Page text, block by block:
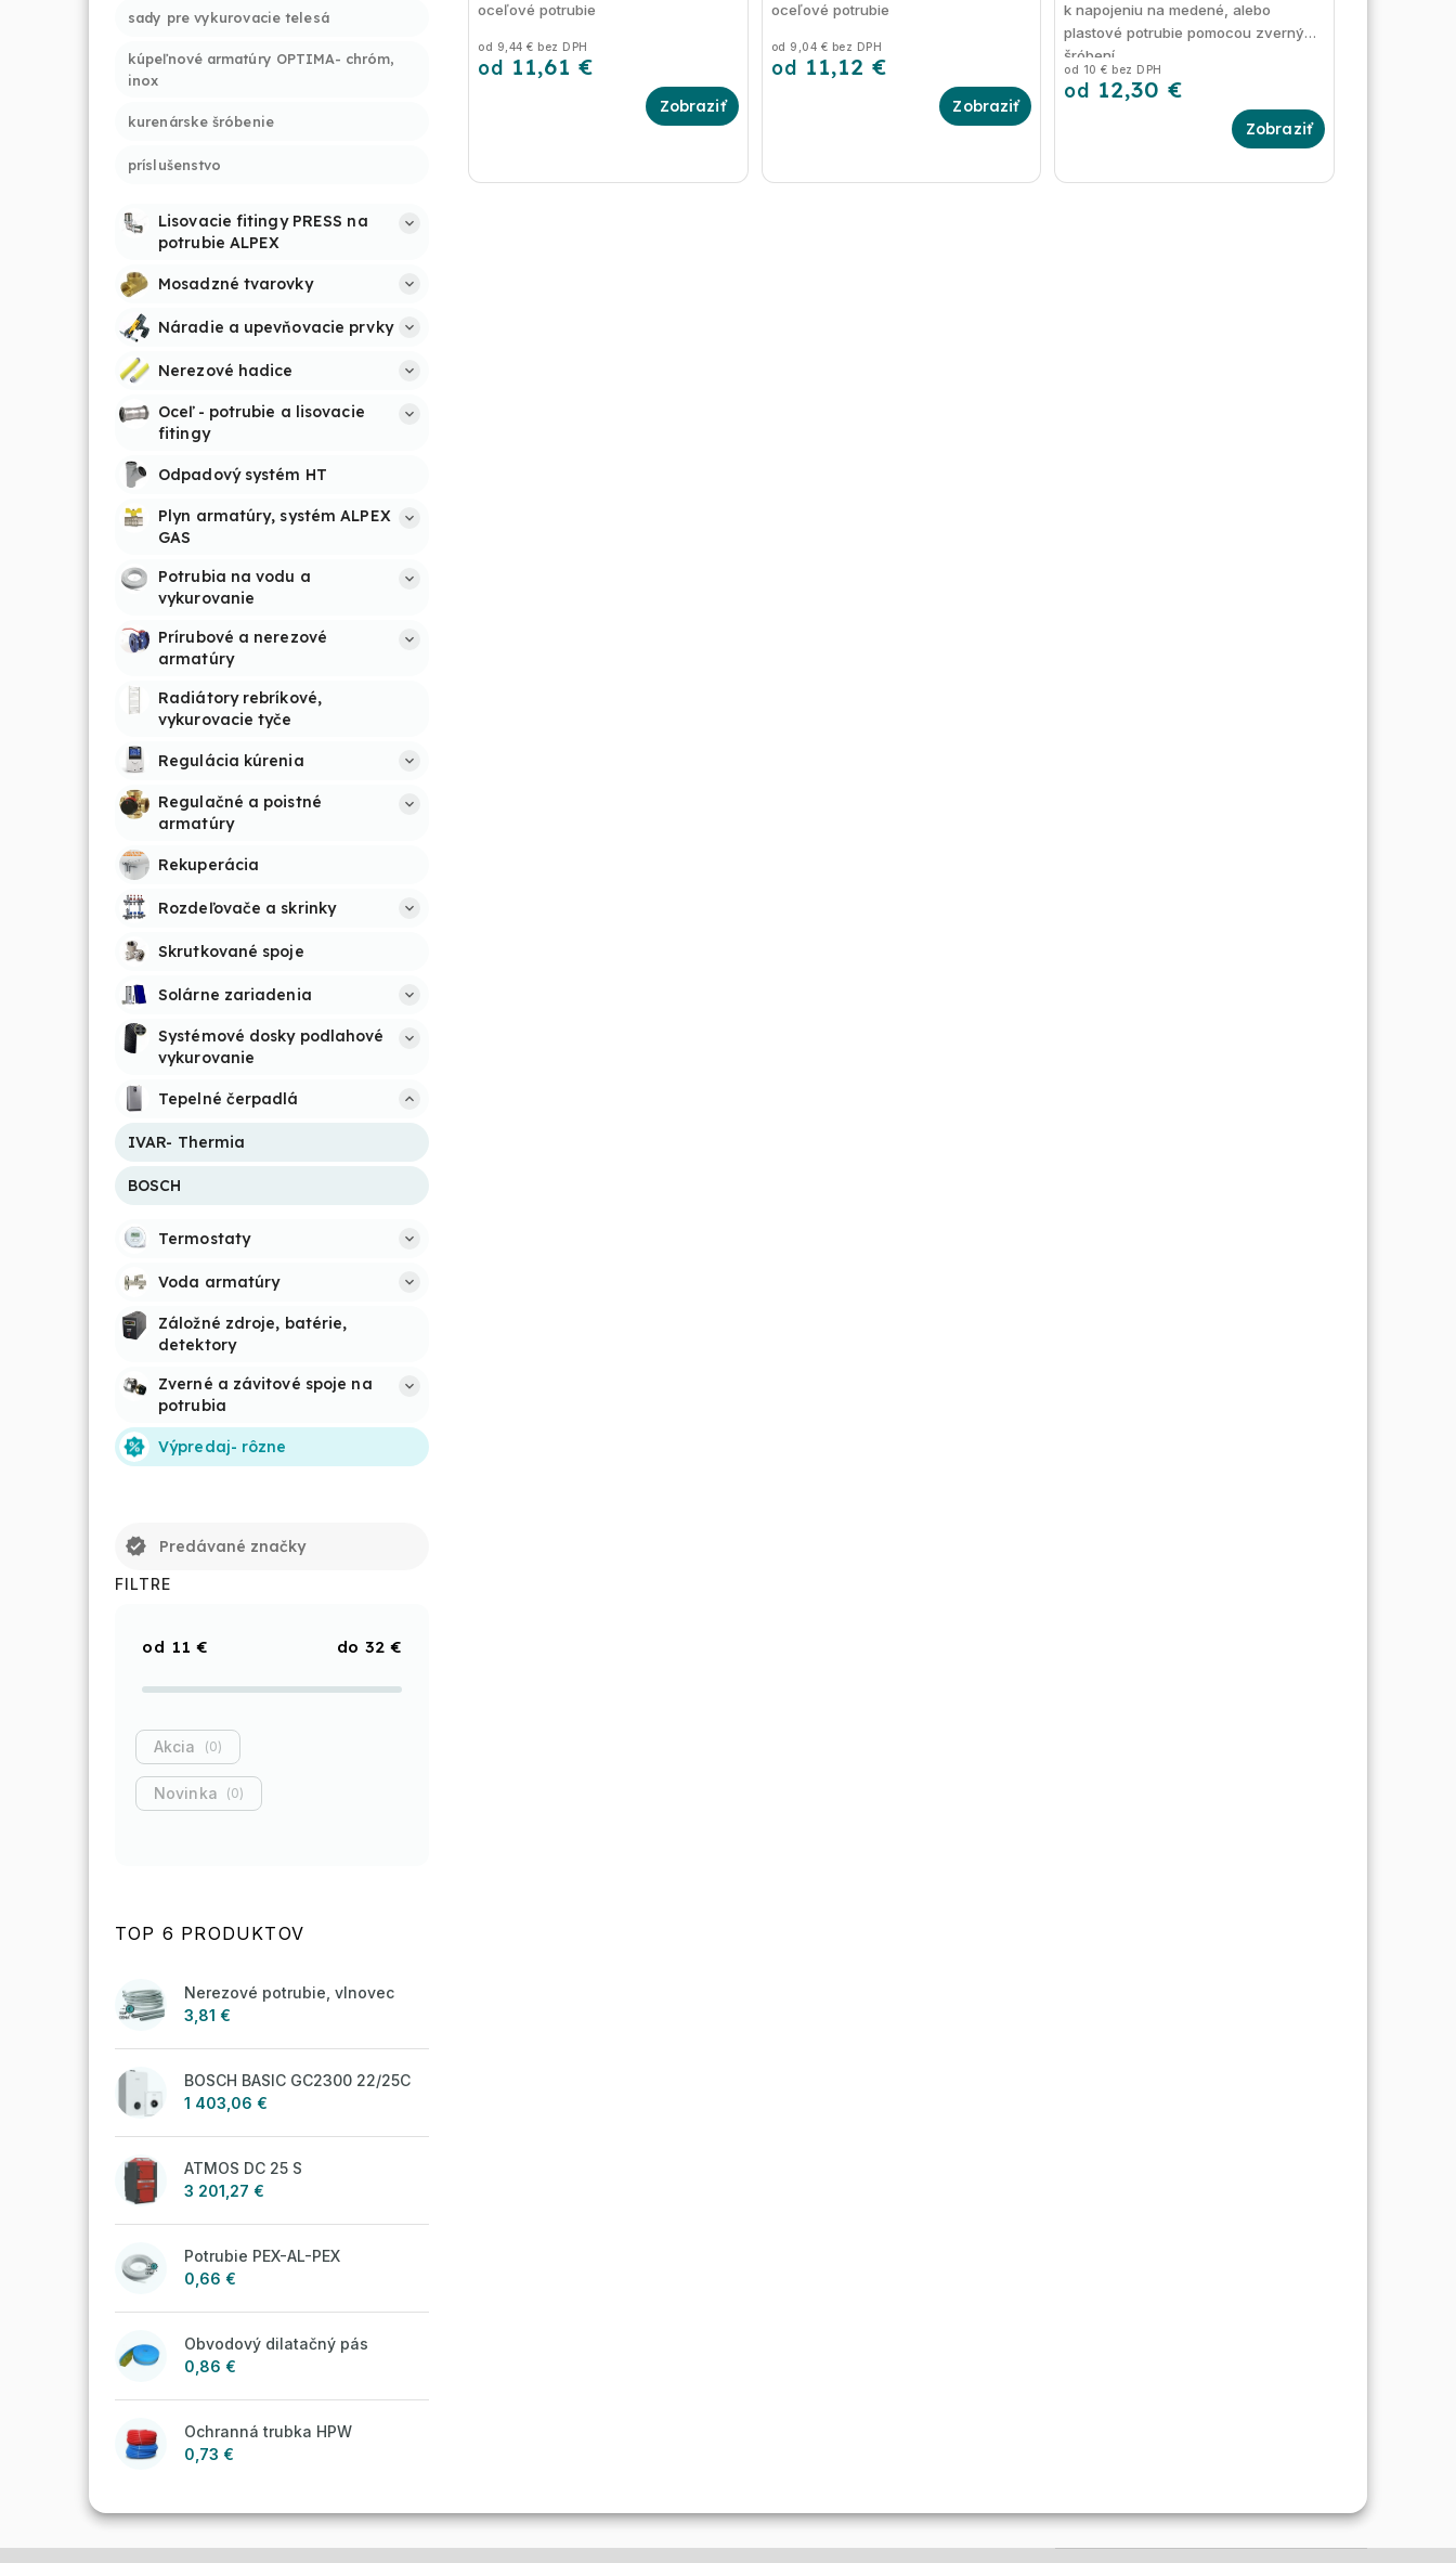
sady pre vykurovacie telesá
kúpeľnové armatúry OPTIMA- chróm,
inox
kurenárske šróbenie
príslušenstvo
Lisovacie fitingy PRESS na
potrubie ALPEX
Mosadzné tvarovky
Náradie a upevňovacie prvky
Nerezové hadice
Oceľ - potrubie a lisovacie
fitingy
Odpadový systém HT
Plyn armatúry, systém ALPEX
GAS
Potrubia na vodu a
vykurovanie
Prírubové a nerezové
armatúry
Radiátory rebríkové,
vykurovacie tyče
Regulácia kúrenia
Regulačné a poistné
armatúry
Rekuperácia
Rozdeľovače a skrinky
Skrutkované spoje
Solárne zariadenia
Systémové dosky podlahové
vykurovanie
Tepelné čerpadlá
IVAR- Thermia
BOSCH
Termostaty
Voda armatúry
Záložné zdroje, batérie,
detektory
Zverné a závitové spoje na
potrubia
Výpredaj- rôzne
verified Predávané značky
FILTRE
11 € 32 €
Akcia 0
Novinka 0
TOP 6 PRODUKTOV
Nerezové potrubie, vlnovec
3,81 €
BOSCH BASIC GC2300 22/25C
1 403,06 €
ATMOS DC 25 S
3 201,27 €
Potrubie PEX-AL-PEX
0,66 €
Obvodový dilatačný pás
0,86 €
Ochranná trubka HPW
0,73 €
od 9,44 € bez DPH
od 11,61 €
oceľové potrubie
od 9,04 € bez DPH
od 11,12 €
oceľové potrubie
od 10 € bez DPH
od 12,30 €
k napojeniu na medené, alebo
plastové potrubie pomocou zverných
šróbení